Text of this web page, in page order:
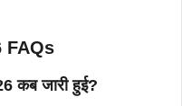
FAQs
कब जारी हुई?